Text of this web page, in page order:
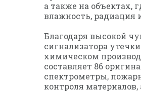
а также на объектах,
влажность, радиация
Благодаря высокой
сигнализатора
химическом
составляет 86
спектрометры,
контроля